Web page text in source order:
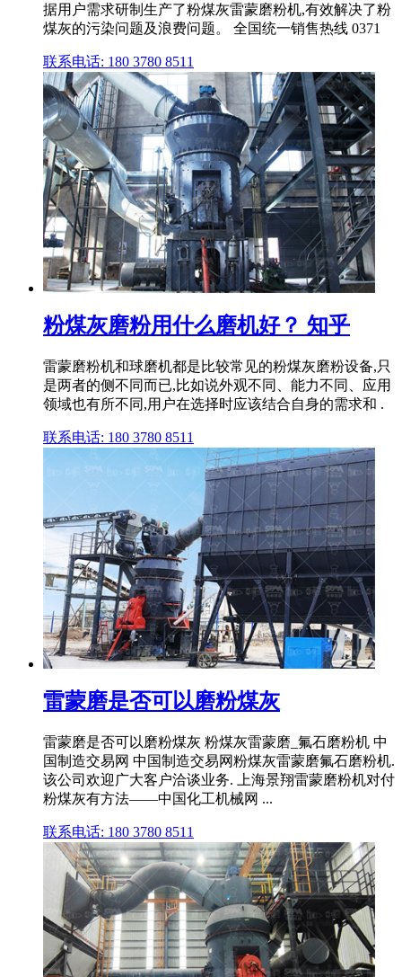
据用户需求研制生产了粉煤灰雷蒙磨粉机,有效解决了粉
煤灰的污染问题及浪费问题。 全国统一销售热线 0371
联系电话: 180 3780 8511
粉煤灰磨粉用什么磨机好？ 知乎
雷蒙磨粉机和球磨机都是比较常见的粉煤灰磨粉设备,只
是两者的侧不同而已,比如说外观不同、能力不同、应用
领域也有所不同,用户在选择时应该结合自身的需求和 .
联系电话: 180 3780 8511
雷蒙磨是否可以磨粉煤灰
雷蒙磨是否可以磨粉煤灰 粉煤灰雷蒙磨_氟石磨粉机 中
国制造交易网 中国制造交易网粉煤灰雷蒙磨氟石磨粉机.
该公司欢迎广大客户洽谈业务. 上海景翔雷蒙磨粉机对付
粉煤灰有方法——中国化工机械网 ...
联系电话: 180 3780 8511